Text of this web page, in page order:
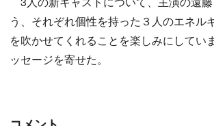
う、それぞれ個性を持った３人のエネル
を吹かせてくれることを楽しみにしてい
ッセージを寄せた。